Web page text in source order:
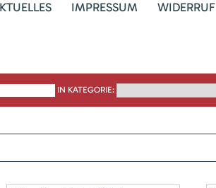
IMPRESSUM WIDERRUF
IN KATEGORIE: